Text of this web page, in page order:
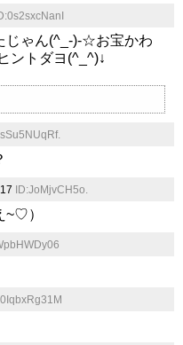
じゃん(^_-)-☆お宝かわ
ヨ(^_^)↓
ID:JoMjvCH5o.
~♡）